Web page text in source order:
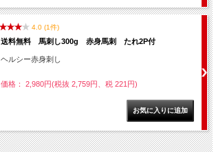
4.0 (1件)
送料無料 馬刺し300g 赤身馬刺 たれ2P付
ヘルシー赤身刺し
価格： 2,980円(税抜 2,759円、税 221円)